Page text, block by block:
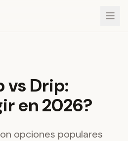
vs Drip:
en 2026?
opciones populares